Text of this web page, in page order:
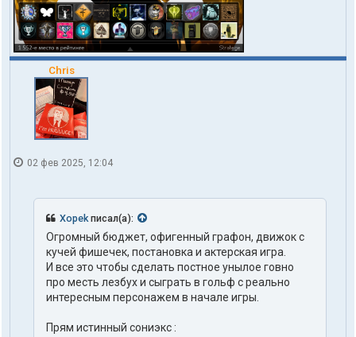
Chris
02 фев 2025, 12:04
Xopekписал(а):
Огромный бюджет, офигенный графон, движок с
кучей фишечек, постановка и актерская игра.
И все это чтобы сделать постное унылое говно
про месть лезбух и сыграть в гольф с реально
интересным персонажем в начале игры.
Прям истинный сониэкс :